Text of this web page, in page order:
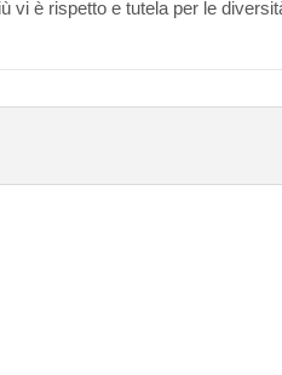
vi è rispetto e tutela per le